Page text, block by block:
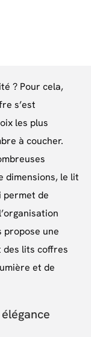
? Pour cela,
s’est
les plus
à coucher.
dimensions, le lit
permet de
propose une
des lits coffres
et de